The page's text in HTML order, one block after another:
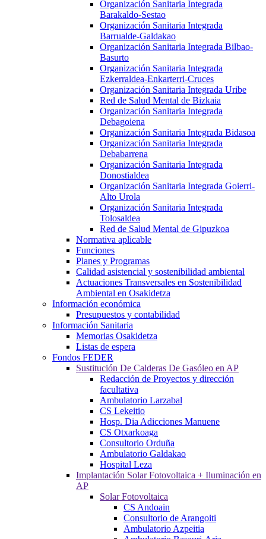
Organización Sanitaria Integrada
Barakaldo-Sestao
Organización Sanitaria Integrada
Barrualde-Galdakao
Organización Sanitaria Integrada Bilbao-
Basurto
Organización Sanitaria Integrada
Ezkerraldea-Enkarterri-Cruces
Organización Sanitaria Integrada Uribe
Red de Salud Mental de Bizkaia
Organización Sanitaria Integrada
Debagoiena
Organización Sanitaria Integrada Bidasoa
Organización Sanitaria Integrada
Debabarrena
Organización Sanitaria Integrada
Donostialdea
Organización Sanitaria Integrada Goierri-
Alto Urola
Organización Sanitaria Integrada
Tolosaldea
Red de Salud Mental de Gipuzkoa
Normativa aplicable
Funciones
Planes y Programas
Calidad asistencial y sostenibilidad ambiental
Actuaciones Transversales en Sostenibilidad
Ambiental en Osakidetza
Información económica
Presupuestos y contabilidad
Información Sanitaria
Memorias Osakidetza
Listas de espera
Fondos FEDER
Sustitución De Calderas De Gasóleo en AP
Redacción de Proyectos y dirección
facultativa
Ambulatorio Larzabal
CS Lekeitio
Hosp. Dia Adicciones Manuene
CS Otxarkoaga
Consultorio Orduña
Ambulatorio Galdakao
Hospital Leza
Implantación Solar Fotovoltaica + Iluminación en
AP
Solar Fotovoltaica
CS Andoain
Consultorio de Arangoiti
Ambulatorio Azpeitia